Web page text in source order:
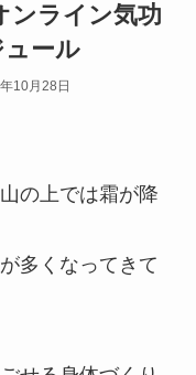
ンライン気功
ール
10月28日
の上では霜が降
多くなってきて